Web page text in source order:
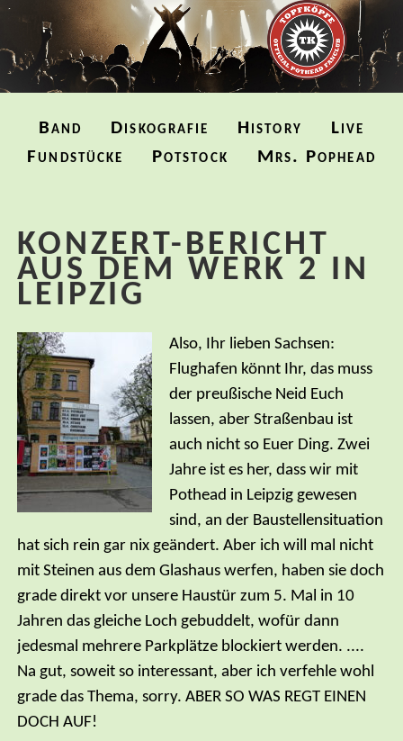
überspringen
Band Diskografie History
Live
Fundstücke
Potstock Mrs. Pophead
KONZERT-BERICHT
AUS DEM WERK 2 IN
LEIPZIG
Also, Ihr lieben Sachsen:
Flughafen könnt Ihr, das muss
der preußische Neid Euch
lassen, aber Straßenbau ist
auch nicht so Euer Ding. Zwei
Jahre ist es her, dass wir mit
Pothead in Leipzig gewesen
sind, an der Baustellensituation
hat sich rein gar nix geändert. Aber ich will mal nicht
mit Steinen aus dem Glashaus werfen, haben sie doch
grade direkt vor unsere Haustür zum 5. Mal in 10
Jahren das gleiche Loch gebuddelt, wofür dann
jedesmal mehrere Parkplätze blockiert werden. ....
Na gut, soweit so interessant, aber ich verfehle wohl
grade das Thema, sorry. ABER SO WAS REGT EINEN
DOCH AUF!